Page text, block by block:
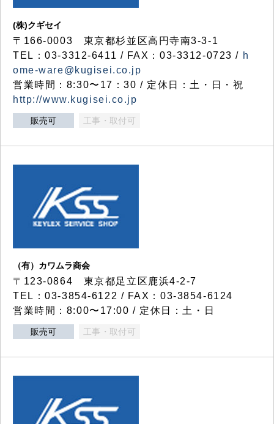
(株)クギセイ
〒166-0003 東京都杉並区高円寺南3-3-1
TEL：03-3312-6411 / FAX：03-3312-0723 / h
ome-ware@kugisei.co.jp
営業時間：8:30〜17：30 / 定休日：土・日・祝
http://www.kugisei.co.jp
販売可 工事・取付可
（有）カワムラ商会
〒123-0864 東京都足立区鹿浜4-2-7
TEL：03-3854-6122 / FAX：03-3854-6124
営業時間：8:00〜17:00 / 定休日：土・日
販売可 工事・取付可